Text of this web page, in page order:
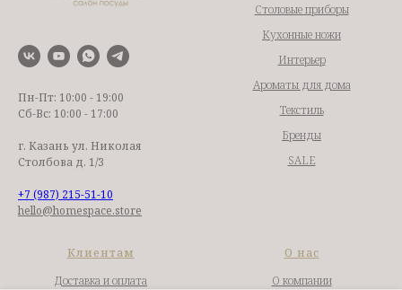
Пн-Пт: 10:00 - 19:00
Сб-Вс: 10:00 - 17:00
г. Казань ул. Николая
Столбова д. 1/3
+7 (987) 215-51-10
hello@homespace.store
Столовые приборы
Кухонные ножи
Интерьер
Ароматы для дома
Текстиль
Бренды
SALE
Клиентам
Доставка и оплата
О нас
О компании